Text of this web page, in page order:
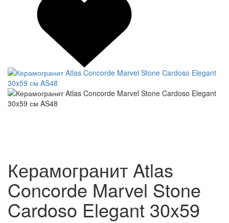
Керамогранит Atlas
Concorde Marvel Stone
Cardoso Elegant 30x59